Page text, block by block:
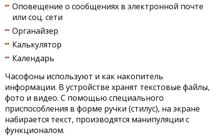
Оповещение о сообщениях в электронной почте
или соц. сети
Органайзер
Калькулятор
Календарь
Часофоны используют и как накопитель
информации. В устройстве хранят текстовые файлы,
фото и видео. С помощью специального
приспособления в форме ручки (стилус), на экране
набирается текст, производятся манипуляции с
функционалом.